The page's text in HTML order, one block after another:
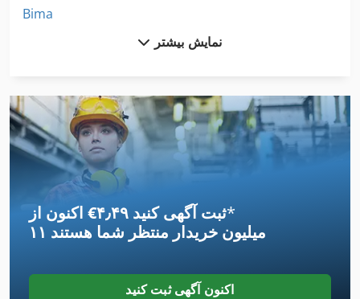
Bima
Bomatic
Cbi
Fimal
Giben
Imatec
Mafell Kss
نمایش بیشتر
اکنون از ‎€۴٫۴۹ ثبت آگهی کنید*
۱۱ میلیون خریدار منتظر شما هستند
اکنون آگهی ثبت کنید